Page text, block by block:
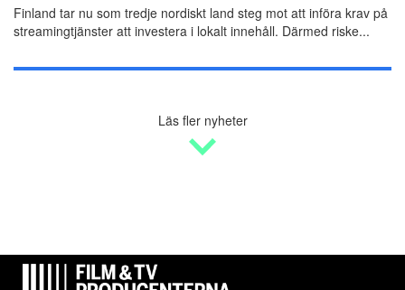
Finland tar nu som tredje nordiskt land steg mot att införa krav på
streamingtjänster att investera i lokalt innehåll. Därmed riske...
Läs fler nyheter